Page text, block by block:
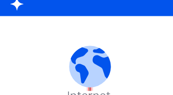
A segurança de dados na nuvem é a estratégia de
para proteger os dados durante todo o ciclo de vida,
Visibilidade limitada do acesso,
Dificuldade em manter a visibilidade de várias
Navegando no modelo de responsabilidade